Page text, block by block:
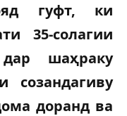
гуфт, ки
35-солагии
шаҳраку
созандагиву
доранд ва